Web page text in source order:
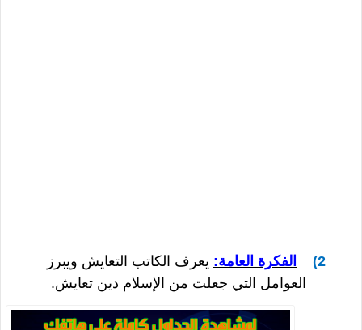
2) الفكرة العامة: يعرف الكاتب التعايش ويبرز
العوامل التي جعلت من الإسلام دين تعايش.